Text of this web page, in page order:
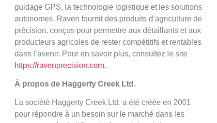
guidage GPS, la technologie logistique et les solutions
autonomes, Raven fournit des produits d’agriculture de
précision, conçus pour permettre aux détaillants et aux
producteurs agricoles de rester compétitifs et rentables
dans l’avenir. Pour en savoir plus, consultez le site
https://ravenprecision.com.
À propos de Haggerty Creek Ltd.
La société Haggerty Creek Ltd. a été créée en 2001
pour répondre à un besoin sur le marché dans les